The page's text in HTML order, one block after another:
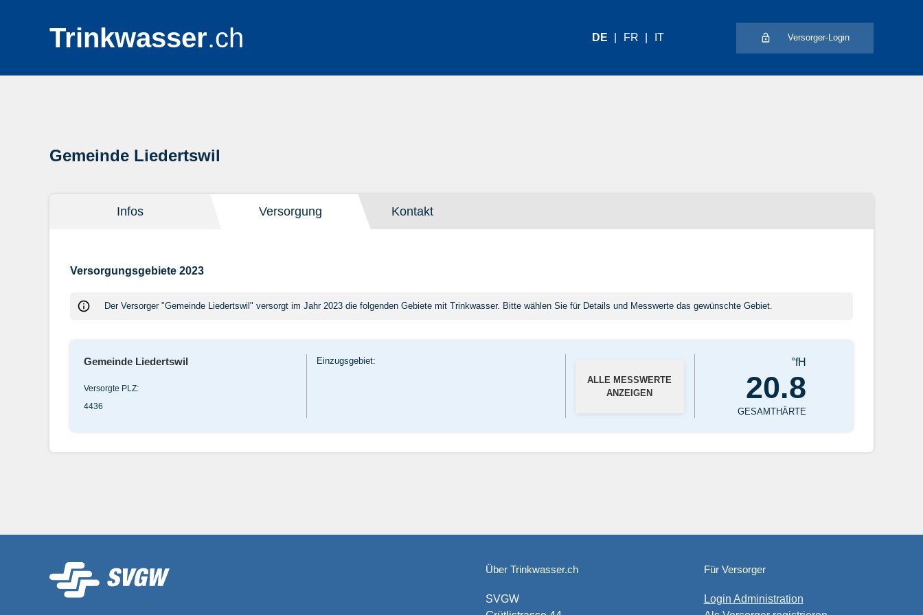
Trinkwasser.ch DE FR IT Versorger-Login
Gemeinde Liedertswil
Infos Versorgung Kontakt
Versorgungsgebiete 2023
Der Versorger "Gemeinde Liedertswil" versorgt im Jahr 2023 die folgenden Gebiete mit Trinkwasser. Bitte wählen Sie für Details und Messwerte das gewünschte Gebiet.
Gemeinde Liedertswil
Versorgte PLZ:
4436
Einzugsgebiet:
ALLE MESSWERTE
ANZEIGEN
°fH
20.8
GESAMTHÄRTE
Über Trinkwasser.ch
SVGW
Für Versorger
Login Administration